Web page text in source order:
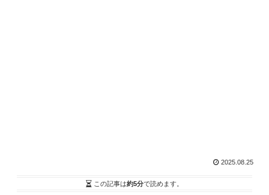
2025.08.25
この記事は約5分で読めます。